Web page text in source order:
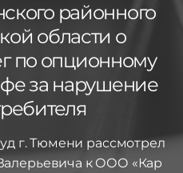
районного
области о
по опционному
за нарушение
г. Тюмени рассмотрел
к ООО «Кар